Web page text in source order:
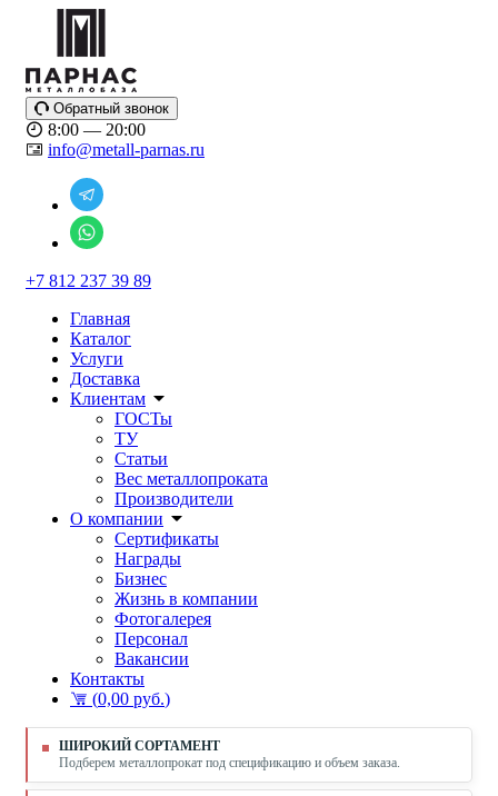
Обратный звонок
8:00 — 20:00
info@metall-parnas.ru
+7 812 237 39 89
Главная
Каталог
Услуги
Доставка
Клиентам
ГОСТы
ТУ
Статьи
Вес металлопроката
Производители
О компании
Сертификаты
Награды
Бизнес
Жизнь в компании
Фотогалерея
Персонал
Вакансии
Контакты
(0,00 руб.)
ШИРОКИЙ СОРТАМЕНТ
Подберем металлопрокат под спецификацию и объем заказа.